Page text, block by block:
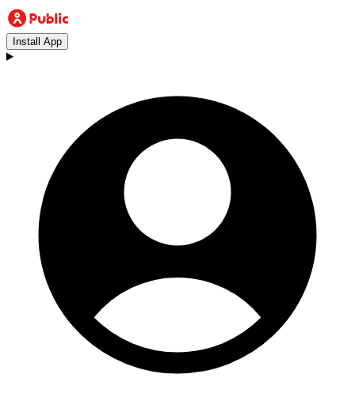
Install App